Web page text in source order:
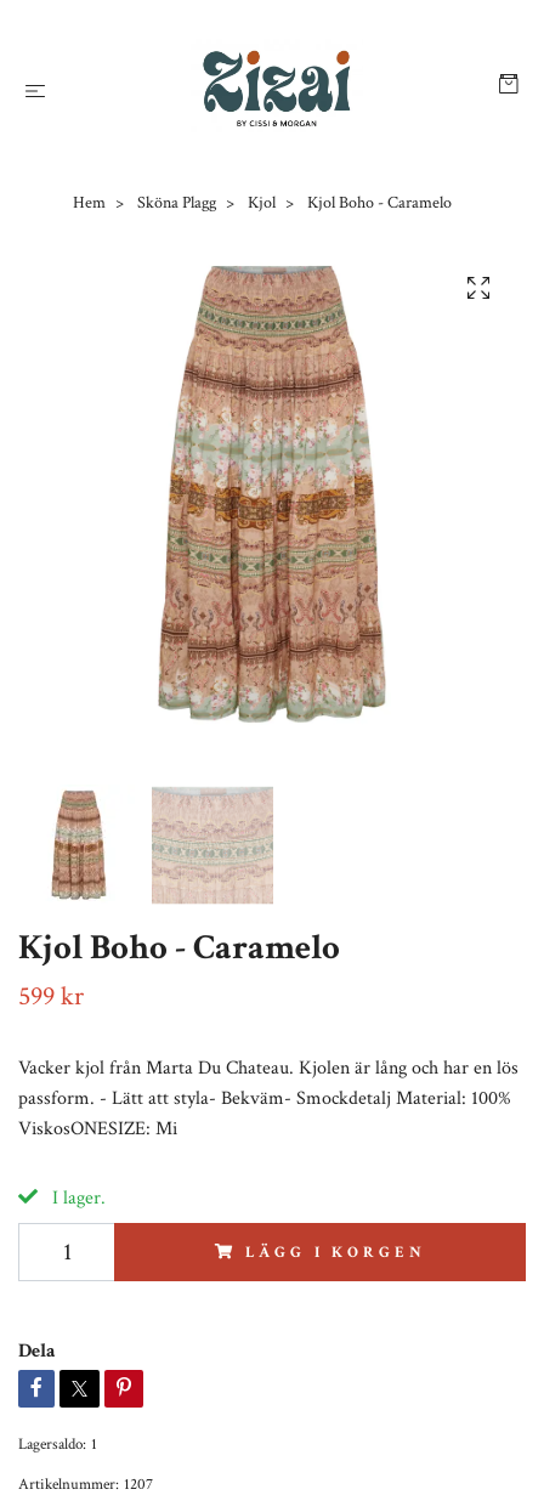
Hem Sköna Plagg Kjol Kjol Boho - Caramelo
Kjol Boho - Caramelo
599 kr
Vacker kjol från Marta Du Chateau. Kjolen är lång och har en lös
passform. - Lätt att styla- Bekväm- Smockdetalj Material: 100%
ViskosONESIZE: Mi
I lager.
LÄGG I KORGEN
Dela
Lagersaldo: 1
Artikelnummer: 1207